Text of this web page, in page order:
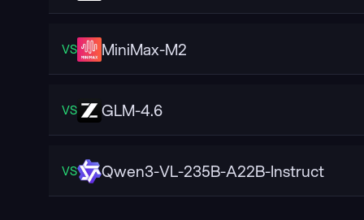
VS MiniMax-M2
VS GLM-4.6
VS Qwen3-VL-235B-A22B-Instruct